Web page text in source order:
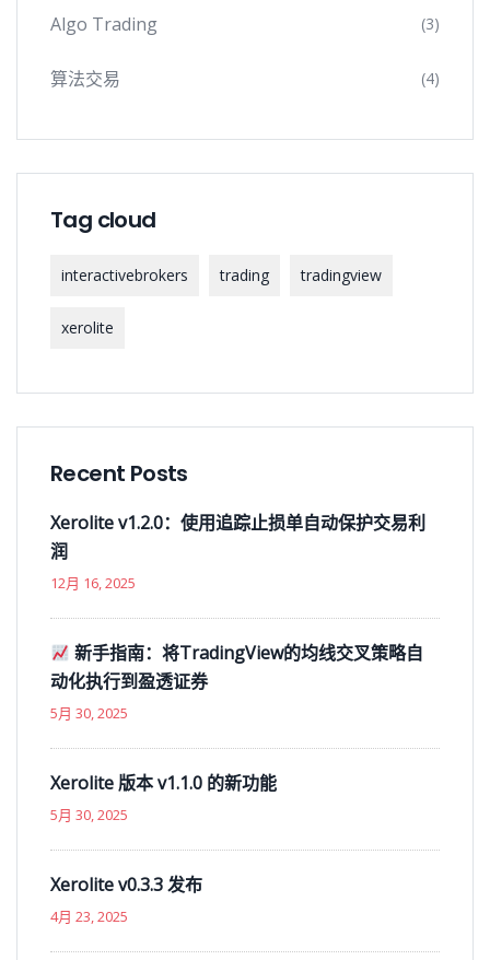
Algo Trading (3)
算法交易 (4)
Tag cloud
interactivebrokers trading tradingview
xerolite
Recent Posts
Xerolite v1.2.0：使用追踪止损单自动保护交易利
润
12月 16, 2025
新手指南：将TradingView的均线交叉策略自
动化执行到盈透证券
5月 30, 2025
Xerolite 版本 v1.1.0 的新功能
5月 30, 2025
Xerolite v0.3.3 发布
4月 23, 2025